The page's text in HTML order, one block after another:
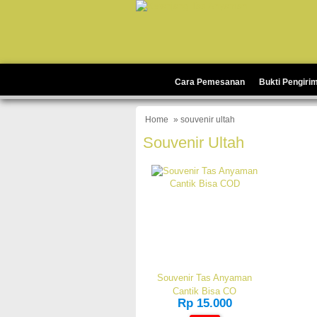
Cara Pemesanan Bukti
Home » souvenir ultah
Souvenir Ultah
Souvenir Tas Anyaman
Cantik Bisa CO
Rp 15.000